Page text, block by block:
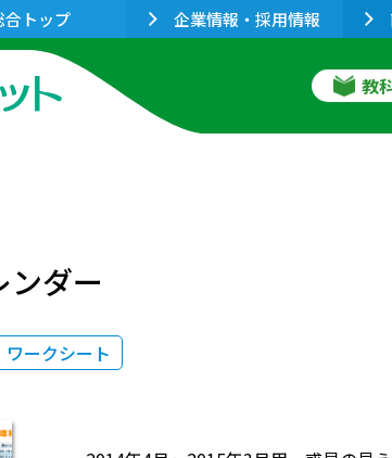
合トップ 企業情報・採用情報
教
ダー
ークシート